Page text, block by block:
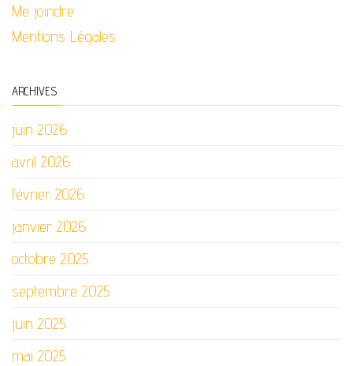
Me joindre
Mentions Légales
ARCHIVES
juin 2026
avril 2026
février 2026
janvier 2026
octobre 2025
septembre 2025
juin 2025
mai 2025